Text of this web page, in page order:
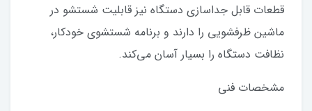
قطعات قابل جداسازی دستگاه نیز قابلیت شستشو در
ماشین ظرفشویی را دارند و برنامه شستشوی خودکار،
نظافت دستگاه را بسیار آسان می‌کند.
مشخصات فنی